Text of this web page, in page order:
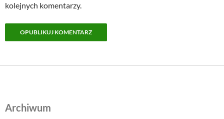
kolejnych komentarzy.
Archiwum